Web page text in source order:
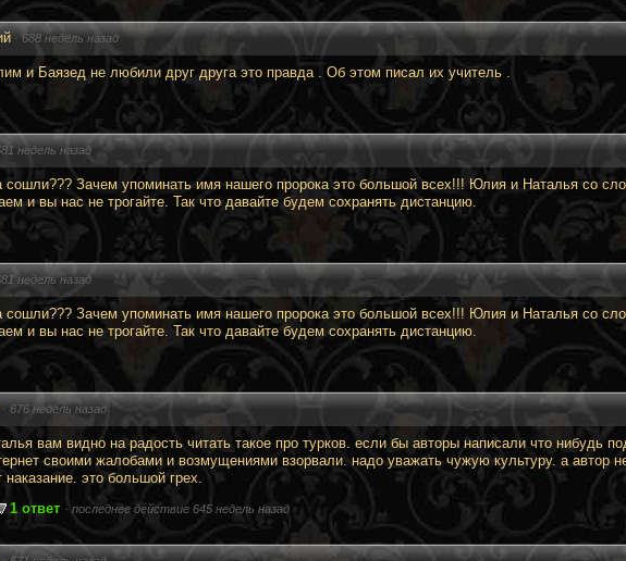
·688 недель назад
и Баязед не любили друг друга это правда . Об этом писал их учитель .
недель назад
сошли??? Зачем упоминать имя нашего пророка это большой всех!!! Юлия и Наталья со
и вы нас не трогайте. Так что давайте будем сохранять дистанцию.
недель назад
сошли??? Зачем упоминать имя нашего пророка это большой всех!!! Юлия и Наталья со
и вы нас не трогайте. Так что давайте будем сохранять дистанцию.
· 676 недель назад
вам видно на радость читать такое про турков. если бы авторы написали что нибудь
своими жалобами и возмущениями взорвали. надо уважать чужую культуру. а автор
наказание. это большой грех.
1 ответ ·последнее действие 645 недель назад